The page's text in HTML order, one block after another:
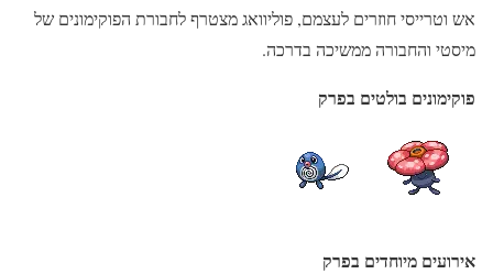
אש וטרייסי חוזרים לעצמם, פוליוואג מצטרף לחבורת הפוקימונים של
מיסטי והחבורה ממשיכה בדרכה.
פוקימונים בולטים בפרק
אירועים מיוחדים בפרק